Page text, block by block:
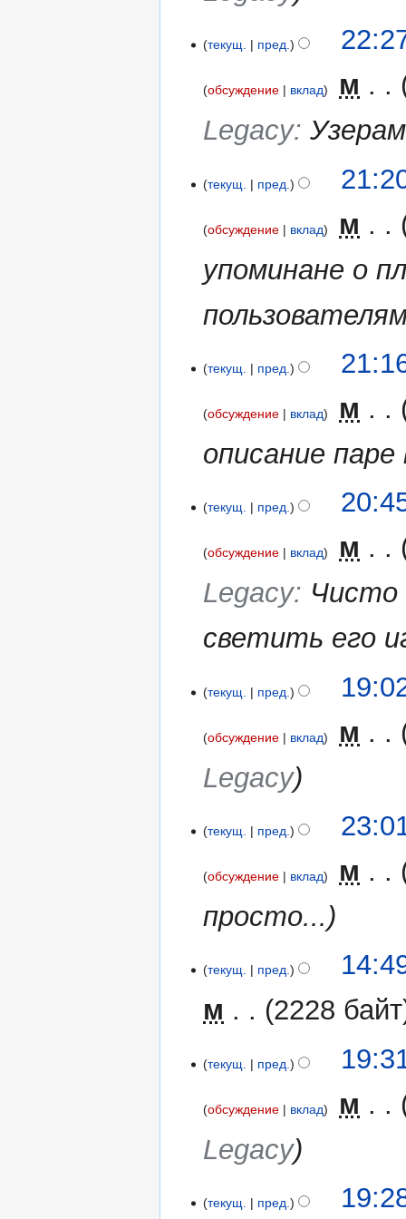
а
к
мая текущ. пред.
обсуждение вклад
м
Legacy:
текущ. пред.
обсуждение вклад
м
упоминане о
текущ. пред.
обсуждение вклад
м
описание паре
мая текущ. пред.
обсуждение вклад
м
Legacy: Чисто
светить его
мая текущ. пред.
обсуждение вклад
м
Legacy
мая текущ. пред.
обсуждение вклад
м
просто...
мая текущ. пред.
м
2228 байт
апрелятекущ. пред.
обсуждение вклад
м
Legacy
текущ. пред.